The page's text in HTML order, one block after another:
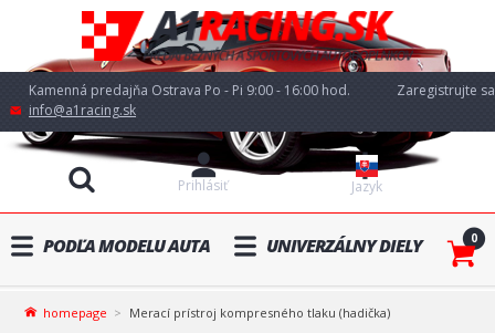
Kamenná predajňa Ostrava Po - Pi 9:00 - 16:00 hod.
info@a1racing.sk
Jazyk
Prihlásiť
Zaregistrujte sa
PODĽA MODELU AUTA UNIVERZÁLNY DIELY 0
homepage Merací prístroj kompresného tlaku (hadička)